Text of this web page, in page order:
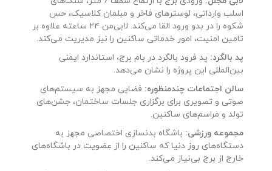
اسلب وارداتی، لوسترهای فاخر و مبلمان کلاسیک، حس
شکوه را در بدو ورود القا می‌کند. لابی‌من ۲۴ ساعته علاوه بر
تامین امنیت، امور خدماتی ساکنین را نیز مدیریت می‌کند.
پد بالگرد:پد فرود بالگرد در بام برج، استاندارد ایمنی
بین‌المللی این پروژه را نشان می‌دهد.
سالن اجتماعات چندمنظوره:فضایی مجهز به سیستم‌های
صوتی و تصویری برای برگزاری جلسات ساختمان، جشن‌های
تولد و مراسم‌های ساکنین.
مجموعه ورزشی:باشگاه بدنسازی اختصاصی مجهز به
دستگاه‌های روز دنیا که ساکنین را از عضویت در باشگاه‌های
خارج از برج بی‌نیاز می‌کند.